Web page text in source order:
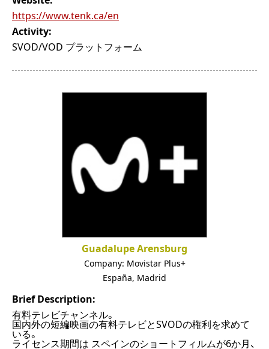
https://www.tenk.ca/en
Activity:
SVOD/VOD プラットフォーム
Guadalupe Arensburg
Company: Movistar Plus+
España, Madrid
Brief Description:
有料テレビチャンネル。
国内外の短編映画の有料テレビとSVODの権利を求めて
いる。
ライセンス期間は スペインのショートフィルムが6か月、